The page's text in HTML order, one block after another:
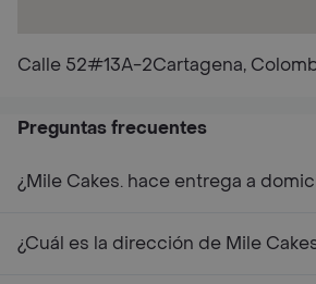
Calle 52#13A-2Cartagena,
Preguntas frecuentes
¿Mile Cakes. hace entrega a
¿Cuál es la dirección de Mile